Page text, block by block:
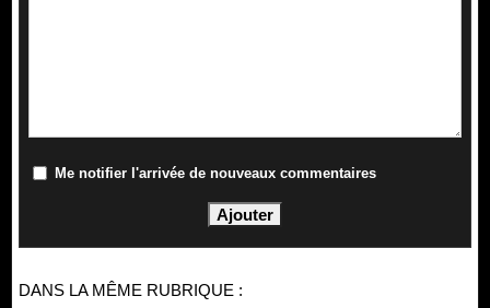
Me notifier l'arrivée de nouveaux commentaires
DANS LA MÊME RUBRIQUE :